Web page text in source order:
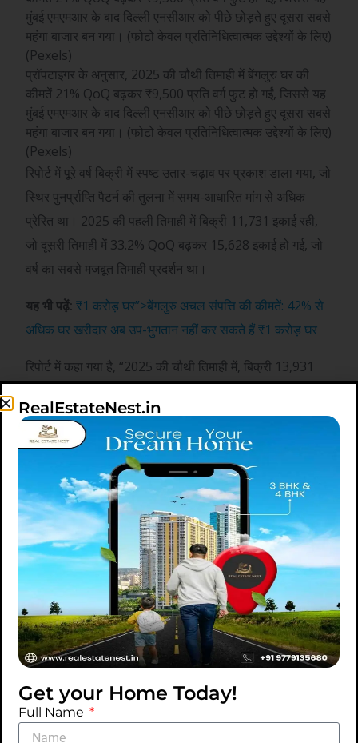
प्रॉपटाइगर के अनुसार, 2025 की चौथी तिमाही में बेंगलुरु घर की
कीमतें 21% QoQ बढ़कर ₹9,500 प्रति वर्ग फुट हो गईं, जिससे यह
मुंबई एमएमआर के बाद दिल्ली एनसीआर को पीछे छोड़ते हुए दूसरा सबसे
महंगा बाजार बन गया। (फोटो केवल प्रतिनिधित्वात्मक उद्देश्यों के लिए)
(Pexels)
रिपोर्ट में पूरे वर्ष बिक्री में स्पष्ट उतार-चढ़ाव पर प्रकाश डाला गया, जो
स्थिर पुनर्प्राप्ति पैटर्न की तुलना में समय-आधारित मांग से अधिक
प्रेरित था। 2025 की पहली तिमाही में बिक्री 11,731 इकाई रही,
जो दूसरी तिमाही में 33.2% QoQ बढ़कर 15,628 इकाई हो गई, जो
वर्ष का सबसे मजबूत तिमाही प्रदर्शन था।
यह भी पढ़ें: ₹1 करोड़ घर”>बेंगलुरु अचल संपत्ति की कीमतें: 42% से
अधिक घर खरीदार अब उप-भुगतान नहीं कर सकते हैं₹1 करोड़ घर
रिपोर्ट में कहा गया है, “2025 की चौथी तिमाही में, बिक्री 13,931
वॉल्यूम दूसरी तिमाही के शिखर से नीचे रहा। सालाना आधार पर, क्यू4
2025 की बिक्री 2024 की चौथी तिमाही की तुलना में 5.3% अधिक
थी, जो इंट्रा-ईयर अस्थिरता के बावजूद मामूली साल के अंत में सुधार
का संकेत देती है।”
कुल मिलाकर, बेंगलुरु ने साल-दर-साल 12.7% की वृद्धि दर्ज की
आवासीय2025 में बिक्री, मांग के लचीलेपन को दर्शाती है। रिपोर्ट में
कहा गया है कि हालांकि, तेजी से आपूर्ति विस्तार ने बाजार को त्वरण
चक्र के बजाय एक कैलिब्रेटेड समायोजन चरण में रखा।
प्रॉपटाइगर रिपोर्ट में कहा गया है, “कैलेंडर वर्ष 2025 में बेंगलुरु के
आवासीय बाजार में तिमाही अस्थिरता देखी गई, बिक्री की मात्रा में तेज
मांग को दर्शाता है।”
RealEstateNest.in
Get your Home Today!
Full Name